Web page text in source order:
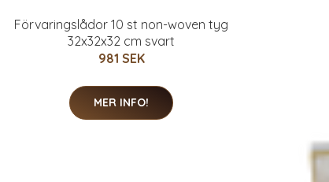
Förvaringslådor 10 st non-woven tyg
32x32x32 cm svart
981 SEK
MER INFO!